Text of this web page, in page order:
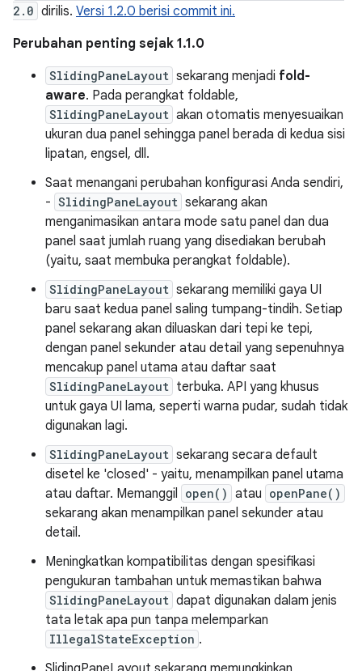
2.0 dirilis. Versi 1.2.0 berisi commit ini.
Perubahan penting sejak 1.1.0
SlidingPaneLayout sekarang menjadi fold-
aware. Pada perangkat foldable,
SlidingPaneLayout akan otomatis menyesuaikan
ukuran dua panel sehingga panel berada di kedua sisi
lipatan, engsel, dll.
Saat menangani perubahan konfigurasi Anda sendiri,
- SlidingPaneLayout sekarang akan
menganimasikan antara mode satu panel dan dua
panel saat jumlah ruang yang disediakan berubah
(yaitu, saat membuka perangkat foldable).
SlidingPaneLayout sekarang memiliki gaya UI
baru saat kedua panel saling tumpang-tindih. Setiap
panel sekarang akan diluaskan dari tepi ke tepi,
dengan panel sekunder atau detail yang sepenuhnya
mencakup panel utama atau daftar saat
SlidingPaneLayout terbuka. API yang khusus
untuk gaya UI lama, seperti warna pudar, sudah tidak
digunakan lagi.
SlidingPaneLayout sekarang secara default
disetel ke 'closed' - yaitu, menampilkan panel utama
atau daftar. Memanggil open() atau openPane()
sekarang akan menampilkan panel sekunder atau
detail.
Meningkatkan kompatibilitas dengan spesifikasi
pengukuran tambahan untuk memastikan bahwa
SlidingPaneLayout dapat digunakan dalam jenis
tata letak apa pun tanpa melemparkan
IllegalStateException .